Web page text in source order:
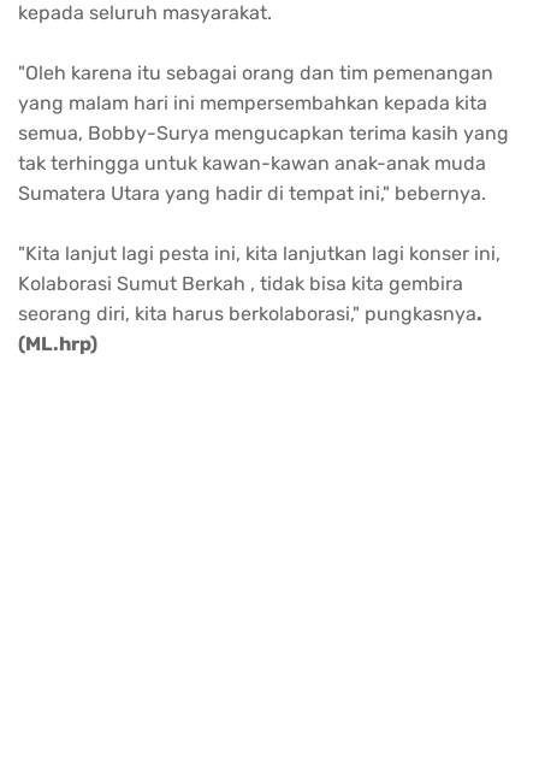
kepada seluruh masyarakat.
"Oleh karena itu sebagai orang dan tim pemenangan
yang malam hari ini mempersembahkan kepada kita
semua, Bobby-Surya mengucapkan terima kasih yang
tak terhingga untuk kawan-kawan anak-anak muda
Sumatera Utara yang hadir di tempat ini," bebernya.
"Kita lanjut lagi pesta ini, kita lanjutkan lagi konser ini,
Kolaborasi Sumut Berkah , tidak bisa kita gembira
seorang diri, kita harus berkolaborasi," pungkasnya.
(ML.hrp)